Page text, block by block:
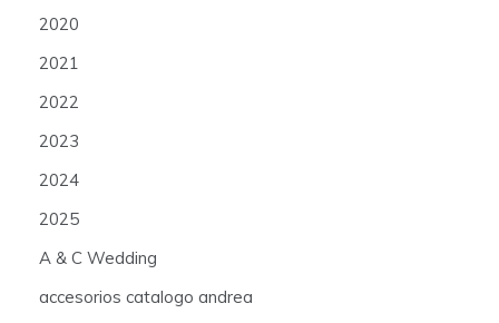
2020
2021
2022
2023
2024
2025
A & C Wedding
accesorios catalogo andrea